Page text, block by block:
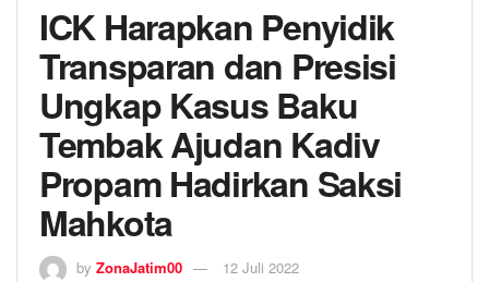
ICK Harapkan Penyidik
Transparan dan Presisi
Ungkap Kasus Baku
Tembak Ajudan Kadiv
Propam Hadirkan Saksi
Mahkota
by ZonaJatim00 12 Juli 2022